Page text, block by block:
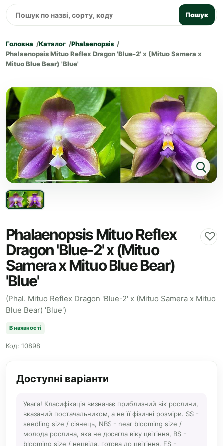
Пошук
Головна Каталог
Phalaenopsis
Phalaenopsis Mituo Reflex Dragon 'Blue-2' x (Mituo Samera x
Mituo Blue Bear) 'Blue'
Phalaenopsis Mituo Reflex
Dragon 'Blue-2' x (Mituo
Samera x Mituo Blue Bear)
'Blue'
♡
(Phal. Mituo Reflex Dragon 'Blue-2' x (Mituo Samera x Mituo
Blue Bear) 'Blue')
В наявності
Код: 10898
Доступні варіанти
Увага! Класифікація визначає приблизний вік рослини,
вказаний постачальником, а не її фізичні розміри. SS -
seedling size / сіянець, NBS - near blooming size /
молода рослина, яка не досягла віку цвітіння, BS -
blooming size / нецвіла, готова до цвітіння, FS -